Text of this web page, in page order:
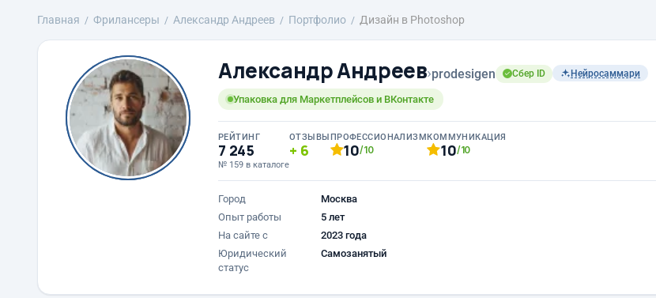
Главная Фрилансеры Александр Андреев Портфолио Дизайн в Photoshop
Александр Андреев›prodesigen Сбер ID Нейросаммари
Упаковка для Маркетплейсов и ВКонтакте
РЕЙТИНГ
7 245
№ 159 в каталоге
ОТЗЫВЫ
6
ПРОФЕССИОНАЛИЗМ
10/10
КОММУНИКАЦИЯ
10/10
Город
Москва
Опыт работы
5 лет
На сайте с
2023 года
Юридический
статус
Самозанятый